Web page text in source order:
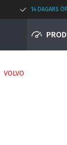
14 DAGARS
VOLVO